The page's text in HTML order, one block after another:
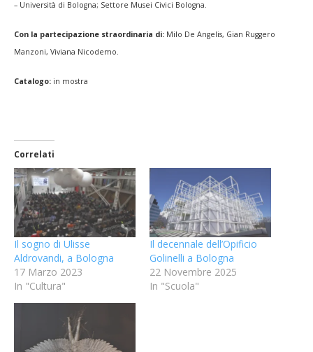
– Università di Bologna; Settore Musei Civici Bologna.
Con la partecipazione straordinaria di: Milo De Angelis, Gian Ruggero
Manzoni, Viviana Nicodemo.
Catalogo: in mostra
Correlati
Il sogno di Ulisse
Aldrovandi, a Bologna
17 Marzo 2023
In "Cultura"
Il decennale dell’Opificio
Golinelli a Bologna
22 Novembre 2025
In "Scuola"